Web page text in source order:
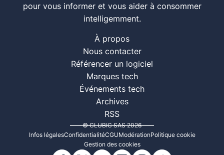
pour vous informer et vous aider à consommer
intelligemment.
À propos
Nous contacter
Référencer un logiciel
Marques tech
Événements tech
Archives
RSS
© CLUBIC SAS 2026
Infos légalesConfidentialitéCGUModérationPolitique cookie
Gestion des cookies